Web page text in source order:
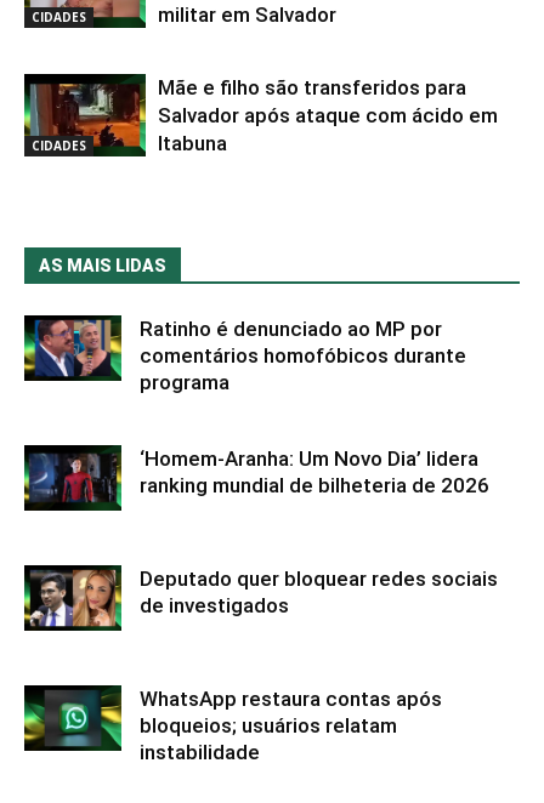
CIDADES
militar em Salvador
CIDADES
Mãe e filho são transferidos para
Salvador após ataque com ácido em
Itabuna
AS MAIS LIDAS
Ratinho é denunciado ao MP por
comentários homofóbicos durante
programa
‘Homem-Aranha: Um Novo Dia’ lidera
ranking mundial de bilheteria de 2026
Deputado quer bloquear redes sociais
de investigados
WhatsApp restaura contas após
bloqueios; usuários relatam
instabilidade